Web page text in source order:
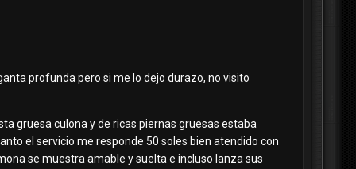
profunda pero si me lo dejo durazo, no visito
gruesa culona y de ricas piernas gruesas estaba
el servicio me responde 50 soles bien atendido con
se muestra amable y suelta e incluso lanza sus